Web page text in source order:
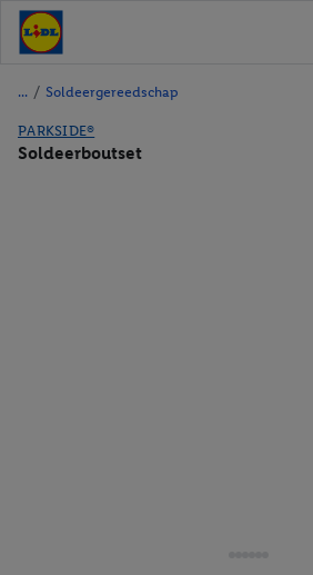
/ Soldeergereedschap
PARKSIDE®
Soldeerboutset